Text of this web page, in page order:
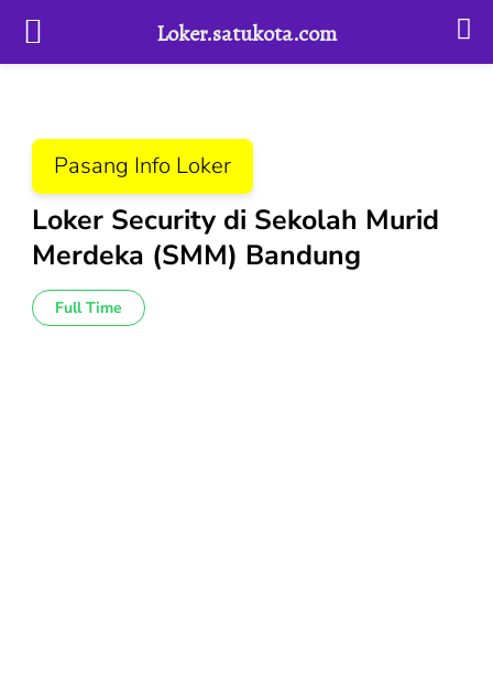
konten
(Tekan
Enter)
Pasang Info Loker
Loker Security di Sekolah Murid
Merdeka (SMM) Bandung
Full Time
Loker.satukota.com